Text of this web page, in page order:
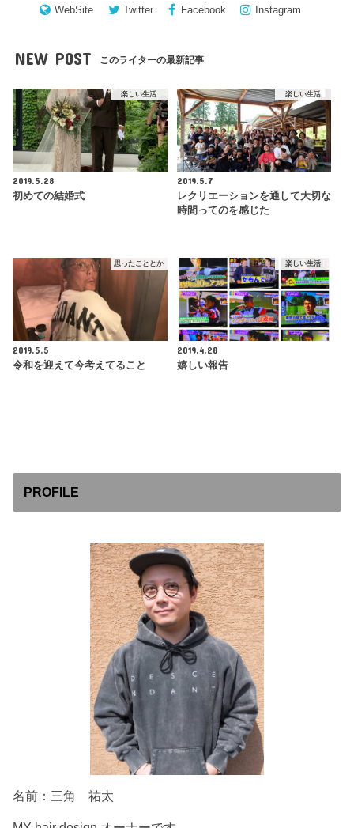
WebSite Twitter Facebook Instagram
NEW POST このライターの最新記事
楽しい生活
2019.5.28
初めての結婚式
楽しい生活
2019.5.7
レクリエーションを通して大切な
時間ってのを感じた
思ったこととか
2019.5.5
令和を迎えて今考えてること
楽しい生活
2019.4.28
嬉しい報告
PROFILE
名前：三角 祐太